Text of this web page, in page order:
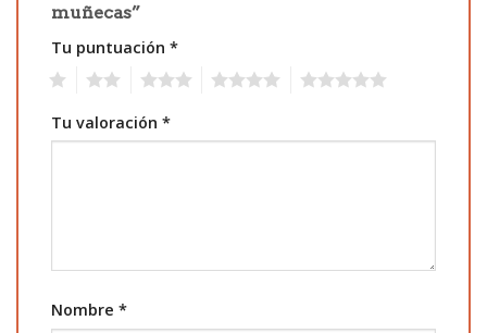
muñecas”
Tu puntuación *
Tu valoración *
Nombre *